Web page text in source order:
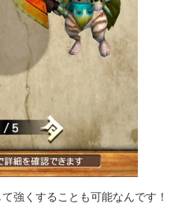
強くすることも可能なんです！